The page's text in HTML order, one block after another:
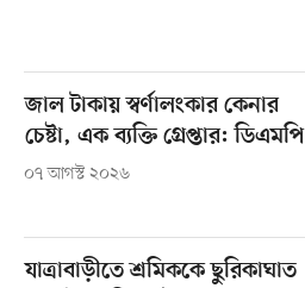
জাল টাকায় স্বর্ণালংকার কেনার
চেষ্টা, এক ব্যক্তি গ্রেপ্তার: ডিএমপি
০৭ আগস্ট ২০২৬
যাত্রাবাড়ীতে শ্রমিককে ছুরিকাঘাত